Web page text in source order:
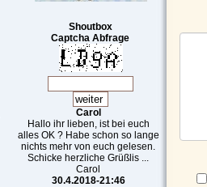
Shoutbox
Captcha Abfrage
Carol
Hallo ihr lieben, ist bei euch
alles OK ? Habe schon so lange
nichts mehr von euch gelesen.
Schicke herzliche Grüßlis ...
Carol
30.4.2018-21:46